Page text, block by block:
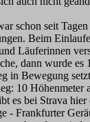
schon seit
Beim
Läuferinnen
dann wurde
in Bewegung
10
es bei Strava
- Frankfurter